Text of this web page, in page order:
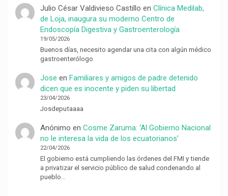
Julio César Valdivieso Castillo en Clínica Medilab,
de Loja, inaugura su moderno Centro de
Endoscopía Digestiva y Gastroenterología
19/05/2026
Buenos días, necesito agendar una cita con algún médico
gastroenterólogo
Jose en Familiares y amigos de padre detenido
dicen que es inocente y piden su libertad
23/04/2026
Josdeputaaaa
Anónimo en Cosme Zaruma: ‘Al Gobierno Nacional
no le interesa la vida de los ecuatorianos’
22/04/2026
El gobierno está cumpliendo las órdenes del FMI y tiende
a privatizar el servicio público de salud condenando al
pueblo…